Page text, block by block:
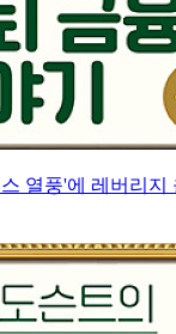
열풍'에 레버리지